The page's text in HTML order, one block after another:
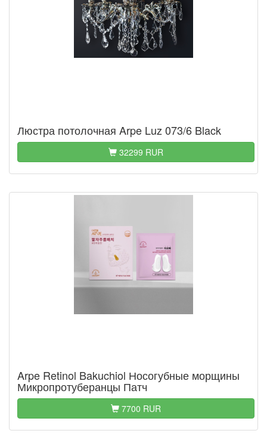
Люстра потолочная Arpe Luz 073/6 Black
32299 RUR
Arpe Retinol Bakuchiol Носогубные морщины
Микропротуберанцы Патч
7700 RUR